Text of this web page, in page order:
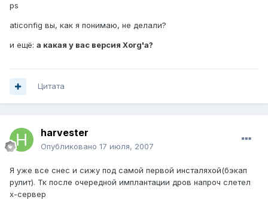
ps
aticonfig вы, как я понимаю, не делали?
и ещё: а какая у вас версия Xorg'а?
Цитата
harvester
Опубликовано 17 июля, 2007
Я уже все снес и сижу под самой первой инсталяхой(бэкап
рулит). Тк после очередной имплантации дров напроч слетел
х-сервер